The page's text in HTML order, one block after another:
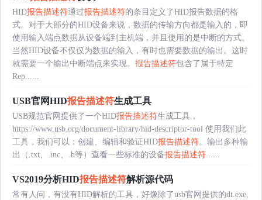
HID报告描述符通过报告描述符的条目定义了HID报告数据的格
式。对于大部分的HID设备来说，数据的传输方向都是输入的，即
使用输入端点数据从设备端到主机端，并且使用的是中断的方式。
当然HID设备不仅仅为数据的输入，有时也需要数据的输出。这时
就需要一个输出中断端点来实现。 报告描述符包含了属于特定
Rep......
USB官网HID报告描述符生成工具
USB规范官网提供了一个HID报告描述符生成工具，
https://www.usb.org/document-library/hid-descriptor-tool 使用我们此
工具，我们可以：创建、编辑和验证HID报告描述符。输出多种输
出（.txt、.inc、.h等）查看一些标准的设备报告描述符......
VS2019分析HID报告描述符解析源代码
常有人问，有没有HID解析的工具，好像除了usb官网提供的dt.exe,